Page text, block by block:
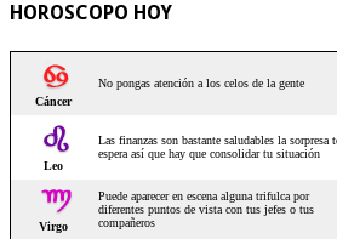
HOROSCOPO HOY